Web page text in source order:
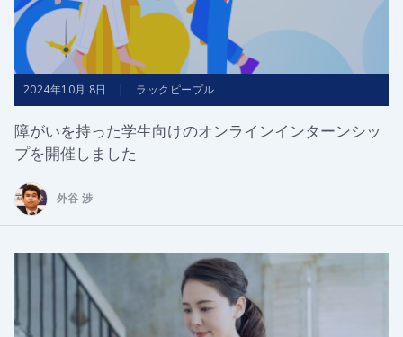
2024年10月 8日 | ラックピープル
障がいを持った学生向けのオンラインインターンシッ
プを開催しました
外谷 渉